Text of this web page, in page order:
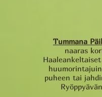
Tummana
naaras
puheen tai